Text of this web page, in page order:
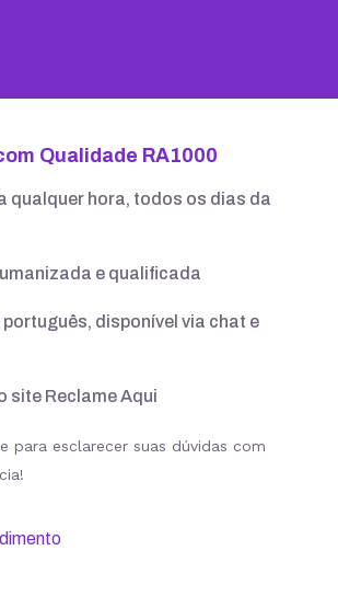
especialistas
reembolso
Qualidade RA1000
qualquer hora, todos os dias da
e qualificada
disponível via chat e
site Reclame Aqui
para esclarecer suas dúvidas com